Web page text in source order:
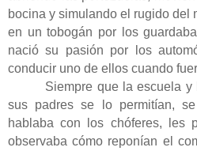
bocina y simulando el rugido del
en un tobogán por los
nació su pasión por los
conducir uno de ellos cuando
Siempre que la escuela
sus padres se lo permitían,
hablaba con los chóferes, les
observaba cómo reponían el